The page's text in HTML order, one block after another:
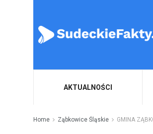
AKTUALNOŚCI
Home Ząbkowice Śląskie GMINA